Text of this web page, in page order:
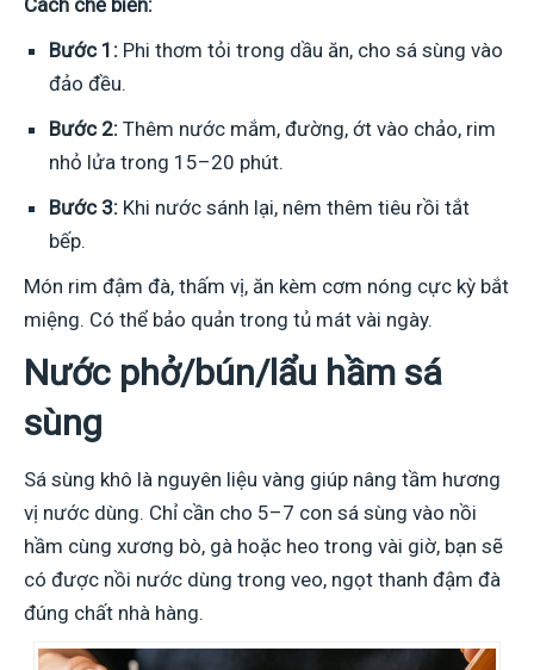
Bước 1: Phi thơm tỏi trong dầu ăn, cho sá sùng vào
đảo đều.
Bước 2: Thêm nước mắm, đường, ớt vào chảo, rim
nhỏ lửa trong 15–20 phút.
Bước 3: Khi nước sánh lại, nêm thêm tiêu rồi tắt
bếp.
Món rim đậm đà, thấm vị, ăn kèm cơm nóng cực kỳ bắt
miệng. Có thể bảo quản trong tủ mát vài ngày.
Nước phở/bún/lẩu hầm sá
sùng
Sá sùng khô là nguyên liệu vàng giúp nâng tầm hương
vị nước dùng. Chỉ cần cho 5–7 con sá sùng vào nồi
hầm cùng xương bò, gà hoặc heo trong vài giờ, bạn sẽ
có được nồi nước dùng trong veo, ngọt thanh đậm đà
đúng chất nhà hàng.